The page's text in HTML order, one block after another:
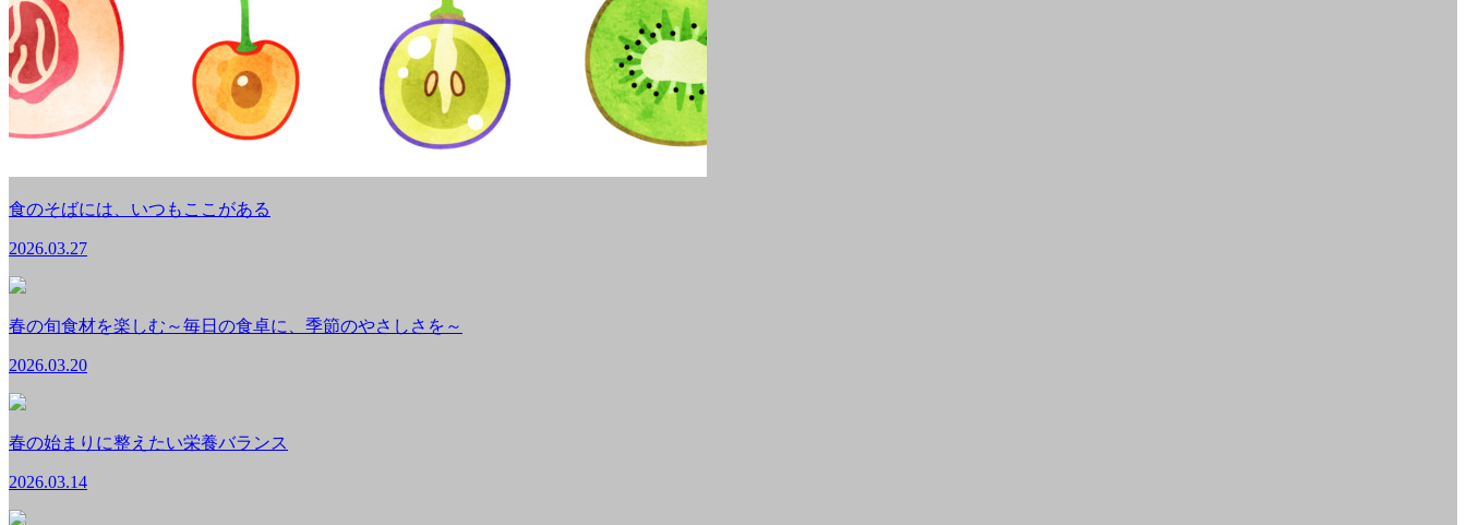
食のそばには、いつもここがある
2026.03.27
春の旬食材を楽しむ～毎日の食卓に、季節のやさしさを～
2026.03.20
春の始まりに整えたい栄養バランス
2026.03.14